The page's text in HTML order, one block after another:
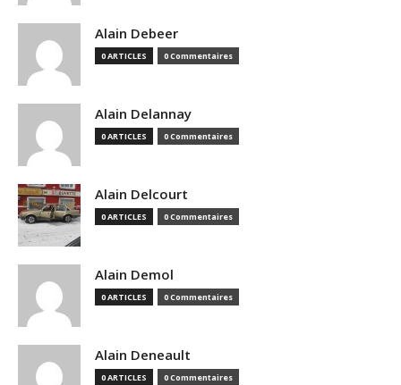
Alain Debeer
0 ARTICLES 0 Commentaires
Alain Delannay
0 ARTICLES 0 Commentaires
Alain Delcourt
0 ARTICLES 0 Commentaires
Alain Demol
0 ARTICLES 0 Commentaires
Alain Deneault
0 ARTICLES 0 Commentaires